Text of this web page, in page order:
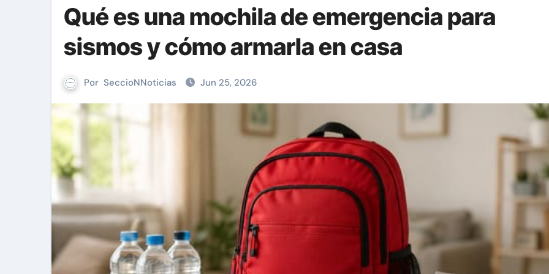
Qué es una mochila de emergencia para
sismos y cómo armarla en casa
Por SeccioNNoticias Jun 25, 2026